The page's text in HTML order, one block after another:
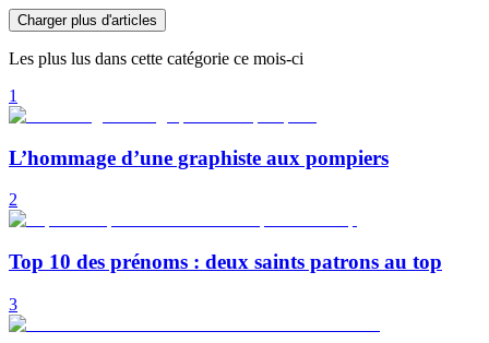
Charger plus d'articles
Les plus lus dans cette catégorie ce mois-ci
1
L’hommage d’une graphiste aux pompiers
2
Top 10 des prénoms : deux saints patrons au top
3